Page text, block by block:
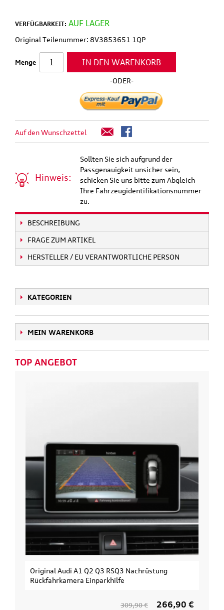
VERFÜGBARKEIT: AUF LAGER
Original Teilenummer: 8V3853651 1QP
Menge IN DEN WARENKORB
-ODER-
Auf den Wunschzettel
Hinweis:
Sollten Sie sich aufgrund der
Passgenauigkeit unsicher sein,
schicken Sie uns bitte zum Abgleich
Ihre Fahrzeugidentifikationsnummer
zu.
BESCHREIBUNG
FRAGE ZUM ARTIKEL
HERSTELLER / EU VERANTWORTLICHE PERSON
KATEGORIEN
MEIN WARENKORB
TOP ANGEBOT
Original Audi A1 Q2 Q3 RSQ3 Nachrüstung
Rückfahrkamera Einparkhilfe
309,90 € 266,90 €